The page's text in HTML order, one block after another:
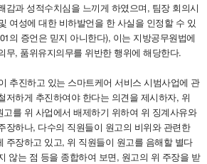
감과 성적수치심을 느끼게 하였으며, 팀장 회의시
여성에 대한 비하발언을 한 사실을 인정할 수 있
의 증언은 믿지 아니한다), 이는 지방공무원법에
무, 품위유지의무를 위반한 행위에 해당한다.
추진하고 있는 스마트케어 서비스 시범사업에 관
저하게 추진하여야 한다는 의견을 제시하자, 위
를 위 사업에서 배제하기 위하여 위 징계사유와
장하나, 다수의 직원들이 원고의 비위와 관련한
주장하고 있고, 위 직원들이 원고를 음해할 별다
않는 점 등을 종합하여 보면, 원고의 위 주장을 받